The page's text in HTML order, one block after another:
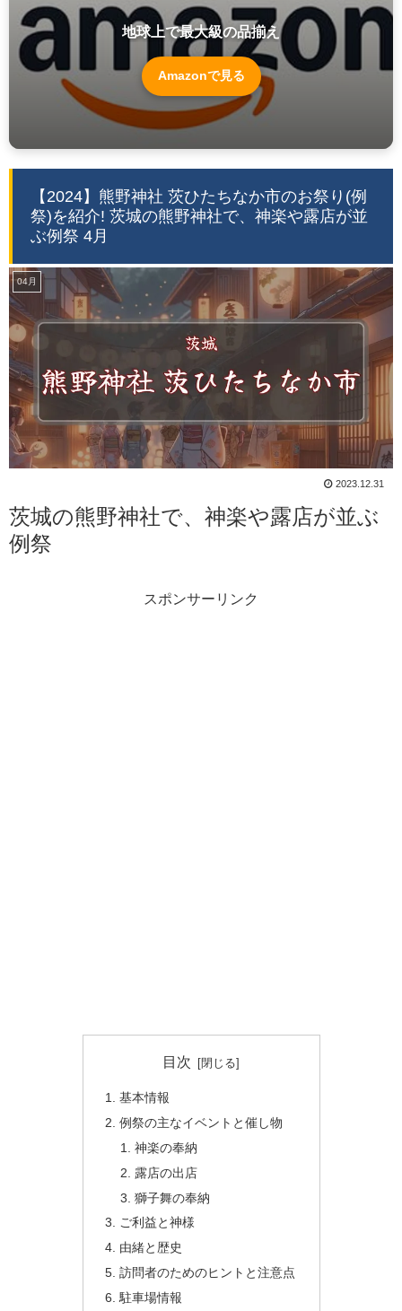
地球上で最大級の品揃え
Amazonで見る
【2024】熊野神社 茨ひたちなか市のお祭り(例
祭)を紹介! 茨城の熊野神社で、神楽や露店が並
ぶ例祭 4月
04月
2023.12.31
茨城の熊野神社で、神楽や露店が並ぶ
例祭
スポンサーリンク
目次
基本情報
例祭の主なイベントと催し物
神楽の奉納
露店の出店
獅子舞の奉納
ご利益と神様
由緒と歴史
訪問者のためのヒントと注意点
駐車場情報